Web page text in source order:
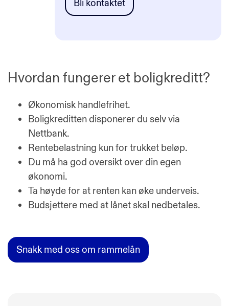
Bli kontaktet
Hvordan fungerer et boligkreditt?
Økonomisk handlefrihet.
Boligkreditten disponerer du selv via
Nettbank.
Rentebelastning kun for trukket beløp.
Du må ha god oversikt over din egen
økonomi.
Ta høyde for at renten kan øke underveis.
Budsjettere med at lånet skal nedbetales.
Snakk med oss om rammelån